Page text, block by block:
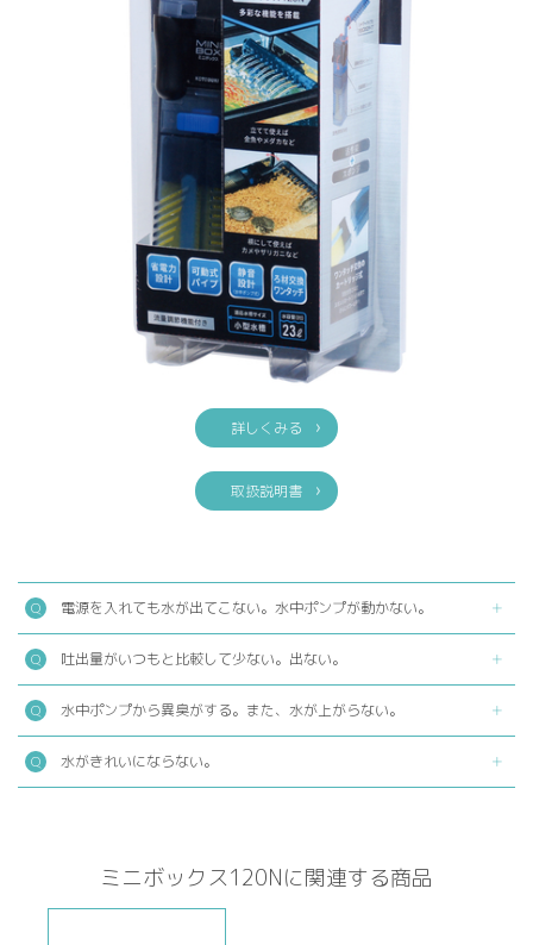
詳しくみる
取扱説明書
電源を入れても水が出てこない。水中ポンプが動かない。
吐出量がいつもと比較して少ない。出ない。
水中ポンプから異臭がする。また、水が上がらない。
水がきれいにならない。
ミニボックス120Nに関連する商品